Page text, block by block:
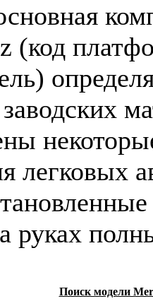
(код
легковых
руках
Поиск модели